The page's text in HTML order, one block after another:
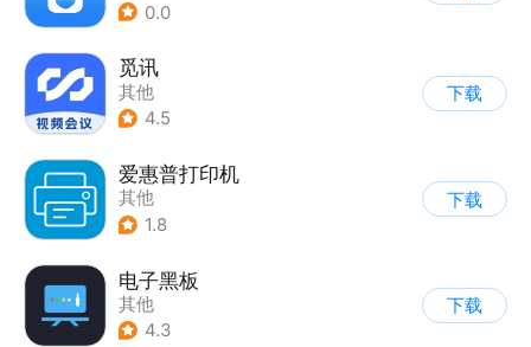
0.0
觅讯
其他
4.5
下载
爱惠普打印机
其他
1.8
下载
电子黑板
其他
4.3
下载